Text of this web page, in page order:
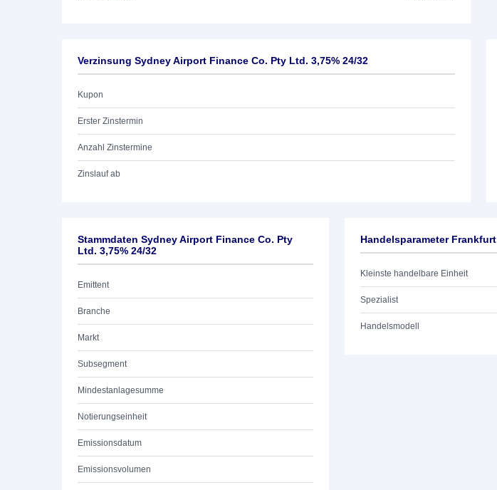
Verzinsung Sydney Airport Finance Co. Pty Ltd. 3,75% 24/32
Kupon
Erster Zinstermin
Anzahl Zinstermine
Zinslauf ab
Stammdaten Sydney Airport Finance Co. Pty
Ltd. 3,75% 24/32
Emittent
Branche
Markt
Subsegment
Mindestanlagesumme
Notierungseinheit
Emissionsdatum
Emissionsvolumen
Handelsparameter Frankfurt
Kleinste handelbare Einheit
Spezialist
Handelsmodell